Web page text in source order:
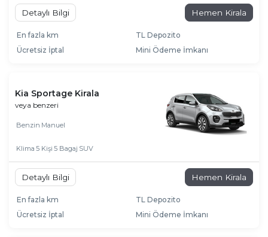
Detaylı Bilgi Hemen Kirala
En fazla km
TL Depozito
Ücretsiz İptal
Mini Ödeme İmkanı
Kia Sportage Kirala
veya benzeri
Benzin Manuel
Klima 5 Kişi 5 Bagaj SUV
Detaylı Bilgi Hemen Kirala
En fazla km
TL Depozito
Ücretsiz İptal
Mini Ödeme İmkanı